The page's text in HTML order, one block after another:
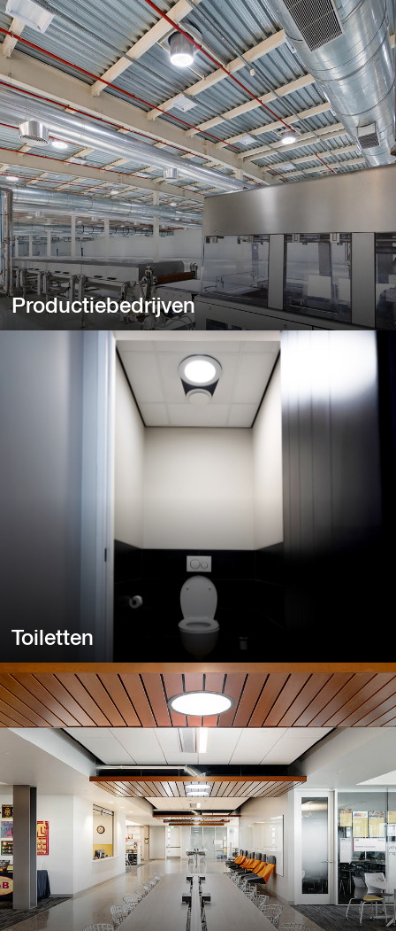
Hallen en trappen
Heeft uw woning een donkere hal of trappengat?
Productiebedrijven
Productiebedrijven
Van fabrieks- en productiehallen tot kantoorruimtes.
Toiletten
Toiletten
Het toilet is vaak het donkerste kamertje van het huis.